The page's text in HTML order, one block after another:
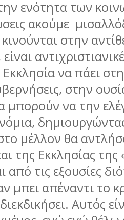
ενότητα των
ακούμε
στην
να πάει
στην
μπορούν να την
μέλλον θα
της Εκκλησίας της
τις εξουσίες
μπει απέναντι το
Αυτός